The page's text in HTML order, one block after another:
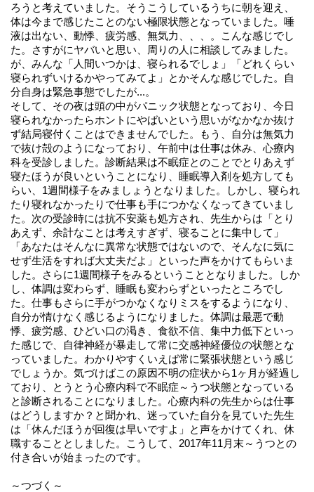
ろうと考えていました。そうこうしているうちに朝を迎え、
体は今まで感じたことのない極限状態となっていました。唾
液は出ない、動悸、疲労感、無気力、、、。こんな感じでし
た。さすがにヤバいと思い、周りの人に相談してみました。
が、みんな「人間いつかは、寝られるでしょ」「どれくらい
寝られずいけるかやってみてよ」とかそんな感じでした。自
分自身は緊急事態でしたが...。
そして、その夜は頭の中がパニック状態となっており、今日
寝られなかったらホントにやばいという思いがなかなか抜け
ず結局寝付くことはできませんでした。もう、自分は無気力
で抜け殻のようになっており、午前中は仕事は休み、心療内
科を受診しました。診断結果は不眠症とのことでとりあえず
寝たほうが良いということになり、睡眠導入剤を処方しても
らい、1週間様子をみましょうとなりました。しかし、寝られ
たり寝れなかったりで仕事も手につかなくなってきていまし
た。次の受診時には抗不安薬も処方され、先生からは「とり
あえず、余計なことは考えすぎず、寝ることに集中して」
「あなたはそんなに異常な状態ではないので、そんなに気に
せず生活をすれば大丈夫だよ」といった声をかけてもらいま
した。さらに1週間様子をみるということとなりました。しか
し、体調は変わらず、睡眠も変わらずといったところでし
た。仕事もさらに手がつかなくなりミスをするようになり、
自分が情けなく感じるようになりました。体調は最悪で動
悸、疲労感、ひどい口の渇き、食欲不信、集中力低下といっ
た感じで、自律神経が暴走して常に交感神経優位の状態とな
っていました。わかりやすくいえば常に緊張状態という感じ
でしょうか。気づけばこの原因不明の症状から1ヶ月が経過し
ており、とうとう心療内科で不眠症～うつ状態となっている
と診断されることになりました。心療内科の先生からは仕事
はどうしますか？と聞かれ、迷っていた自分を見ていた先生
は「休んだほうが回復は早いですよ」と声をかけてくれ、休
職することとしました。こうして、2017年11月末～うつとの
付き合いが始まったのです。
～つづく～